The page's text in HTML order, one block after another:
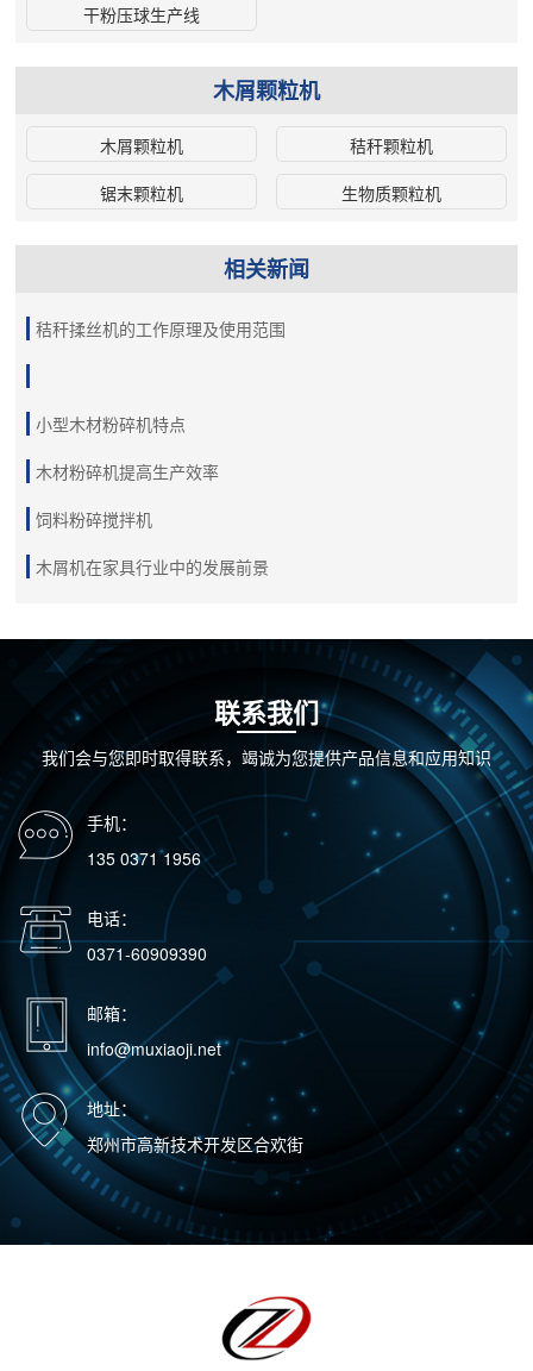
干粉压球生产线
木屑颗粒机
木屑颗粒机
秸秆颗粒机
锯末颗粒机
生物质颗粒机
相关新闻
秸秆揉丝机的工作原理及使用范围
小型木材粉碎机特点
木材粉碎机提高生产效率
饲料粉碎搅拌机
木屑机在家具行业中的发展前景
联系我们
我们会与您即时取得联系，竭诚为您提供产品信息和应用知识
手机：
135 0371 1956
电话：
0371-60909390
邮箱：
info@muxiaoji.net
地址：
郑州市高新技术开发区合欢街